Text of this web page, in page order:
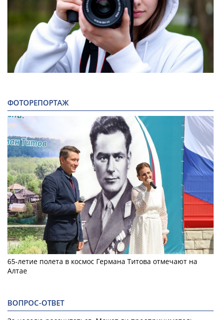
ФОТОРЕПОРТАЖ
65-летие полета в космос Германа Титова отмечают на
Алтае
ВОПРОС-ОТВЕТ